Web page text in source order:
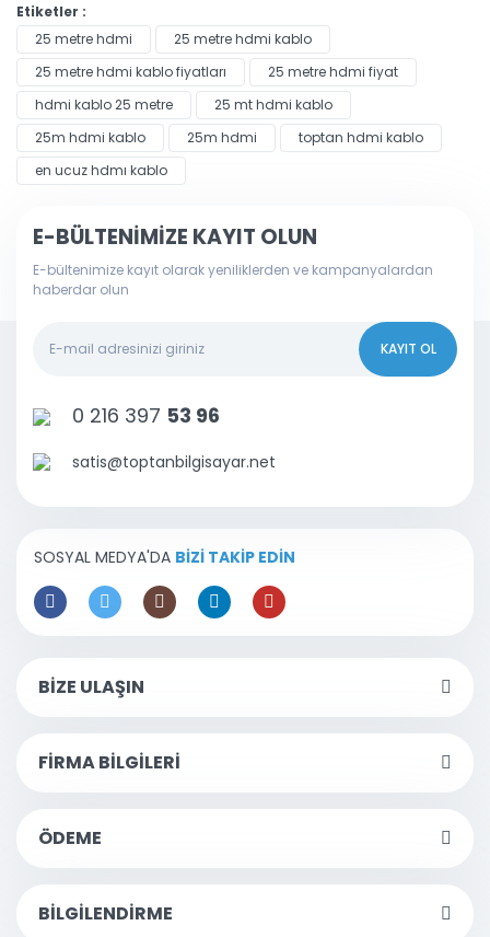
Etiketler :
25 metre hdmi
25 metre hdmi kablo
25 metre hdmi kablo fiyatları
25 metre hdmi fiyat
hdmi kablo 25 metre
25 mt hdmi kablo
25m hdmi kablo
25m hdmi
toptan hdmi kablo
en ucuz hdmı kablo
E-BÜLTENİMİZE KAYIT OLUN
E-bültenimize kayıt olarak yeniliklerden ve kampanyalardan
haberdar olun
KAYIT OL
0 216 397 53 96
satis@toptanbilgisayar.net
SOSYAL MEDYA'DA BİZİ TAKİP EDİN
BİZE ULAŞIN
FİRMA BİLGİLERİ
ÖDEME
BİLGİLENDİRME